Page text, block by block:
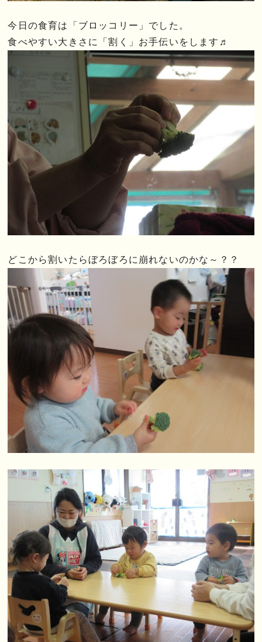
今日の食育は「ブロッコリー」でした。
食べやすい大きさに「割く」お手伝いをします♬
どこから割いたらぼろぼろに崩れないのかな～？？